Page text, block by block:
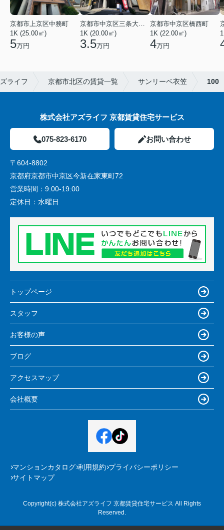
京都市上京区中務町
1K (25.00㎡)
5万円
京都市中京区三条大宮町
1K (20.00㎡)
3.5万円
京都市中京区橋西町
1K (22.00㎡)
4万円
ライフ 京都市北区の賃貸一覧 サンリーベ衣笠 100
株式会社アズライフ 京都賃貸住宅サービス
075-823-6170 お問い合わせ
〒604-8802
京都府京都市中京区今新在家東町72
営業時間： 9:00-19:00
定休日： 水曜日
トップページ
スタッフ
お客様の声
ブログ
アクセスマップ
会社概要
マンションカタログ 利用規約 プライバシーポリシー
サイトマップ
Copyright(c) 株式会社アズライフ 京都賃貸住宅サービス All Rights
Reserved.